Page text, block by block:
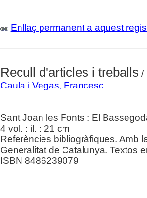
Enllaç permanent a aquest
Recull d'articles i treballs /
Caula i Vegas, Francesc
Sant Joan les Fonts : El
4 vol. : il. ; 21 cm
Referències bibliogràfiques. Amb
Generalitat de Catalunya. Textos
ISBN 8486239079